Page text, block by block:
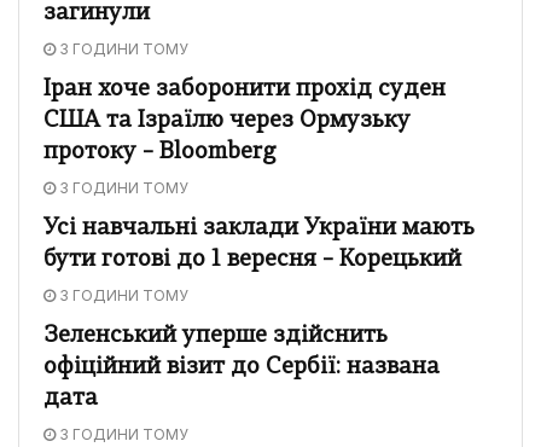
загинули
3 ГОДИНИ ТОМУ
Іран хоче заборонити прохід суден
США та Ізраїлю через Ормузьку
протоку – Bloomberg
3 ГОДИНИ ТОМУ
Усі навчальні заклади України мають
бути готові до 1 вересня – Корецький
3 ГОДИНИ ТОМУ
Зеленський уперше здійснить
офіційний візит до Сербії: названа
дата
3 ГОДИНИ ТОМУ